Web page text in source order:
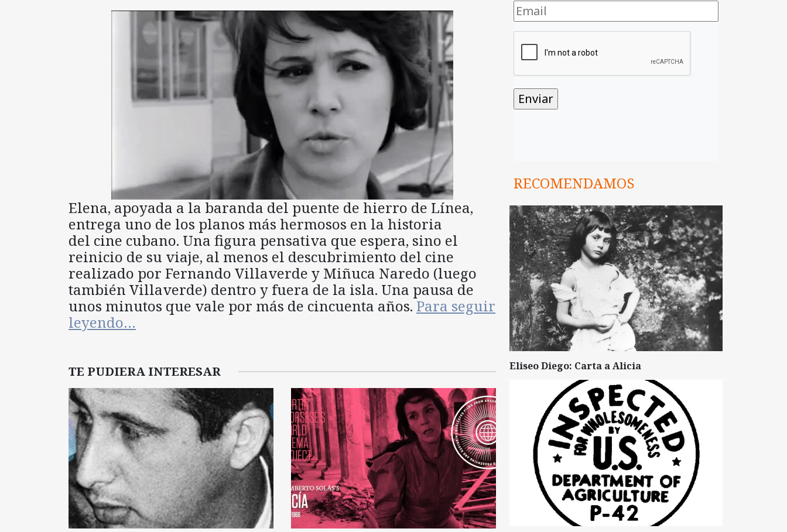
Elena, apoyada a la baranda del puente de hierro de Línea,
entrega uno de los planos más hermosos en la historia
del cine cubano. Una figura pensativa que espera, sino el
reinicio de su viaje, al menos el descubrimiento del cine
realizado por Fernando Villaverde y Miñuca Naredo (luego
también Villaverde) dentro y fuera de la isla. Una pausa de
unos minutos que vale por más de cincuenta años. Para seguir
leyendo…
TE PUDIERA INTERESAR
RECOMENDAMOS
Eliseo Diego: Carta a Alicia